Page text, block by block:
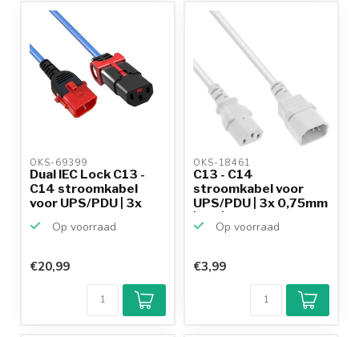
OKS-69399
Dual IEC Lock C13 -
C14 stroomkabel
voor UPS/PDU | 3x
Op voorraad
€20,99
OKS-18461
C13 - C14
stroomkabel voor
UPS/PDU | 3x 0,75mm
| wit | 0,...
Op voorraad
9,2/10
Achteraf
betalen mogelijk
€3,99